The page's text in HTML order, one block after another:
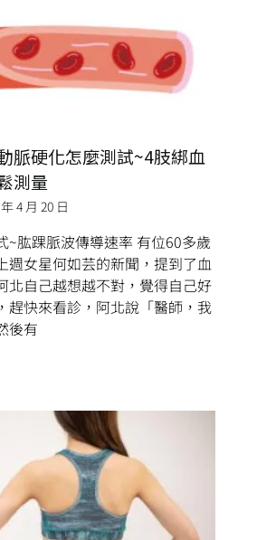
脈硬化怎麼測試~4肢綁血
測量
4 月 20 日
~肱踝脈波傳導速率 有位60多歲
週女星何如芸的新聞，提到了血
北自己越想越不對，覺得自己好
趕快來看診，阿北說「醫師，我
後有